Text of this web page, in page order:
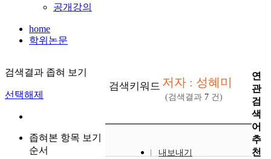
공개강의
home
학위논문
검색결과 좁혀 보기
선택해제
좁혀본 항목 보기
순서
검색키워드 저자 : 성혜미
(검색결과 7 건)
내보내기
연
관
검
색
어
추
천